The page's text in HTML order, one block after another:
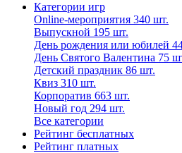
Категории игр
Online-мероприятия 340 шт.
Выпускной 195 шт.
День рождения или юбилей
День Святого Валентина 75
Детский праздник 86 шт.
Квиз 310 шт.
Корпоратив 663 шт.
Новый год 294 шт.
Все категории
Рейтинг бесплатных
Рейтинг платных